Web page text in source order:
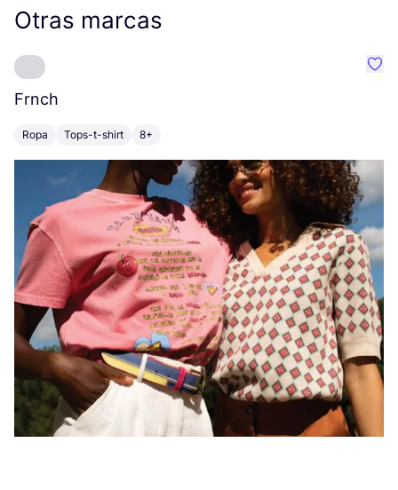
Otras marcas
Frnch
Ropa Tops-t-shirt 8+